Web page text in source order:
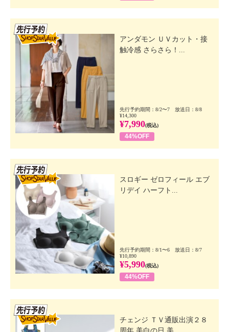
アンダモン ＵＶカット・接
触冷感 さらさら！...
先行予約期間：8/2〜7 放送日：8/8
¥14,300
¥7,990(税込)
44%OFF
スロギー ゼロフィール エブ
リデイ ハーフト...
先行予約期間：8/1〜6 放送日：8/7
¥10,890
¥5,990(税込)
44%OFF
チェンジ ＴＶ通販出演２８